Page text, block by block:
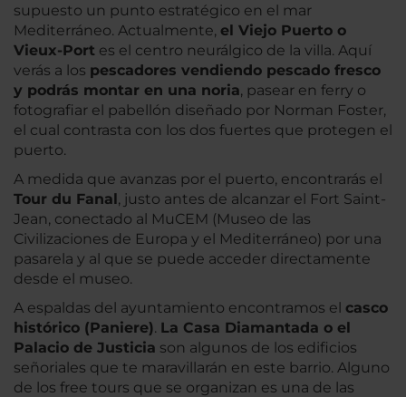
supuesto un punto estratégico en el mar
Mediterráneo. Actualmente, el Viejo Puerto o
Vieux-Port es el centro neurálgico de la villa. Aquí
verás a los pescadores vendiendo pescado fresco
y podrás montar en una noria, pasear en ferry o
fotografiar el pabellón diseñado por Norman Foster,
el cual contrasta con los dos fuertes que protegen el
puerto.
A medida que avanzas por el puerto, encontrarás el
Tour du Fanal, justo antes de alcanzar el Fort Saint-
Jean, conectado al MuCEM (Museo de las
Civilizaciones de Europa y el Mediterráneo) por una
pasarela y al que se puede acceder directamente
desde el museo.
A espaldas del ayuntamiento encontramos el casco
histórico (Paniere). La Casa Diamantada o el
Palacio de Justicia son algunos de los edificios
señoriales que te maravillarán en este barrio. Alguno
de los free tours que se organizan es una de las